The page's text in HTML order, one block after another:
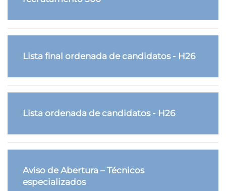
Lista final ordenada de candidatos - H26
Lista ordenada de candidatos - H26
Aviso de Abertura – Técnicos
especializados